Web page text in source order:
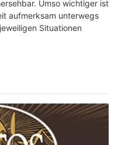
Umso wichtiger ist
aufmerksam unterwegs
Situationen